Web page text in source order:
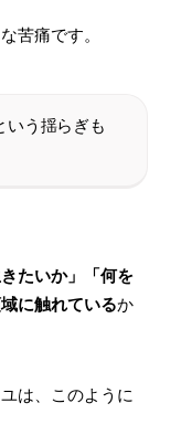
苦痛です。
いう揺らぎも
きたいか」「何を
に触れているか
は、このように